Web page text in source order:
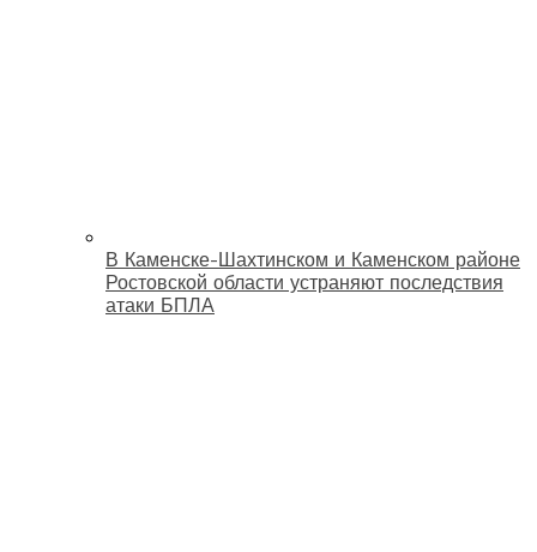
В Каменске-Шахтинском и Каменском районе
Ростовской области устраняют последствия
атаки БПЛА